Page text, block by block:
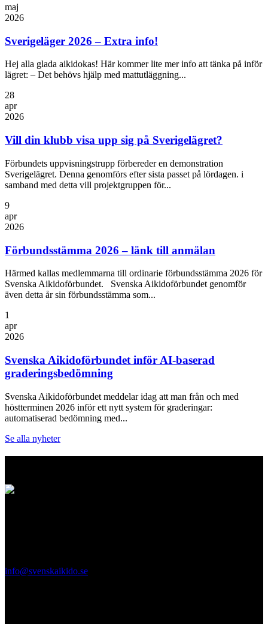
maj
2026
Sverigeläger 2026 – Extra info!
Hej alla glada aikidokas! Här kommer lite mer info att tänka på inför
lägret: – Det behövs hjälp med mattutläggning...
28
apr
2026
Vill din klubb visa upp sig på Sverigelägret?
Förbundets uppvisningstrupp förbereder en demonstration
Sverigelägret. Denna genomförs efter sista passet på lördagen. i
samband med detta vill projektgruppen för...
9
apr
2026
Förbundsstämma 2026 – länk till anmälan
Härmed kallas medlemmarna till ordinarie förbundsstämma 2026 för
Svenska Aikidoförbundet. Svenska Aikidoförbundet genomför
även detta år sin förbundsstämma som...
1
apr
2026
Svenska Aikidoförbundet inför AI-baserad
graderingsbedömning
Svenska Aikidoförbundet meddelar idag att man från och med
höstterminen 2026 inför ett nytt system för graderingar:
automatiserad bedömning med...
Se alla nyheter
info@svenskaikido.se